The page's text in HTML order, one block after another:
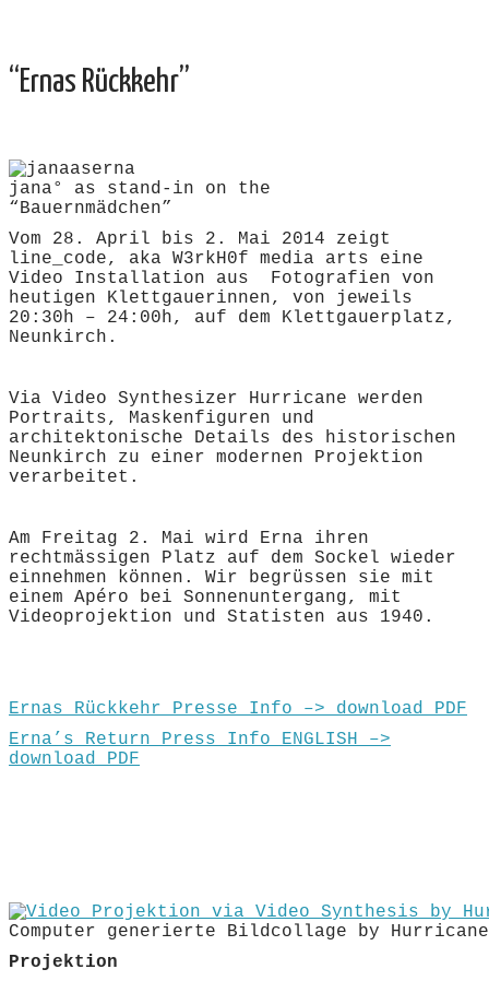
“Ernas Rückkehr”
jana° as stand-in on the
“Bauernmädchen”
Vom 28. April bis 2. Mai 2014 zeigt
line_code, aka W3rkH0f media arts eine
Video Installation aus Fotografien von
heutigen Klettgauerinnen, von jeweils
20:30h – 24:00h, auf dem Klettgauerplatz,
Neunkirch.
Via Video Synthesizer Hurricane werden
Portraits, Maskenfiguren und
architektonische Details des historischen
Neunkirch zu einer modernen Projektion
verarbeitet.
Am Freitag 2. Mai wird Erna ihren
rechtmässigen Platz auf dem Sockel wieder
einnehmen können. Wir begrüssen sie mit
einem Apéro bei Sonnenuntergang, mit
Videoprojektion und Statisten aus 1940.
Ernas Rückkehr Presse Info –> download PDF
Erna’s Return Press Info ENGLISH –>
download PDF
Computer generierte Bildcollage by
Projektion